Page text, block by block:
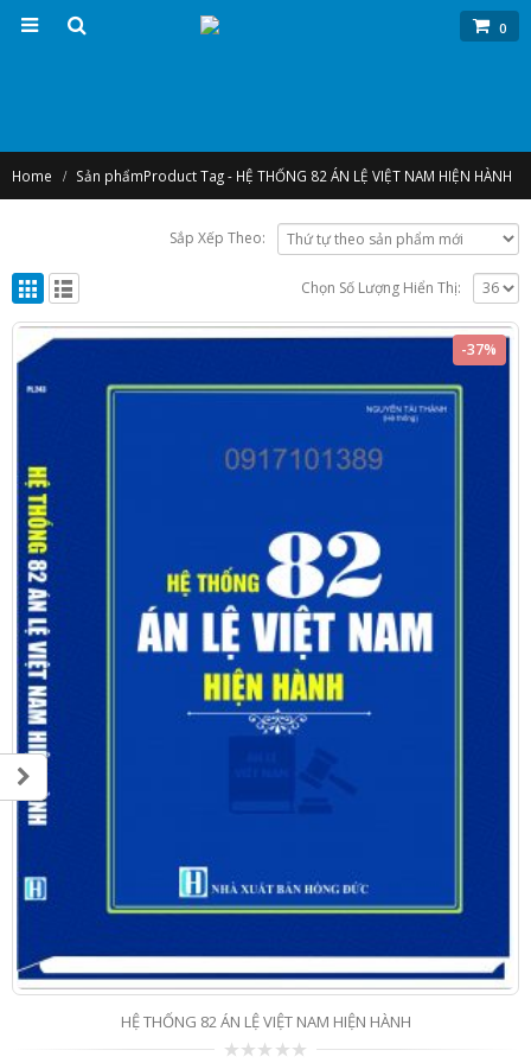
0
Home Sản phẩmProduct Tag - HỆ THỐNG 82 ÁN LỆ VIỆT NAM HIỆN HÀNH
Sắp Xếp Theo:
Chọn Số Lượng Hiển Thị:
-37%
HỆ THỐNG 82 ÁN LỆ VIỆT NAM HIỆN HÀNH